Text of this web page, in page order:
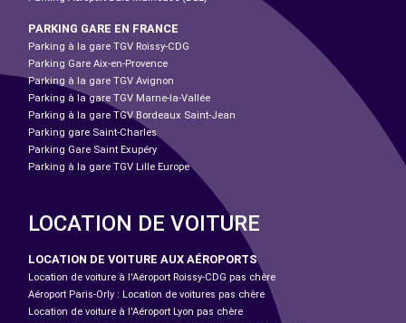
PARKING GARE EN FRANCE
Parking à la gare TGV Roissy-CDG
Parking Gare Aix-en-Provence
Parking à la gare TGV Avignon
Parking à la gare TGV Marne-la-Vallée
Parking à la gare TGV Bordeaux Saint-Jean
Parking gare Saint-Charles
Parking Gare Saint Exupéry
Parking à la gare TGV Lille Europe
LOCATION DE VOITURE
LOCATION DE VOITURE AUX AÉROPORTS
Location de voiture à l'Aéroport Roissy-CDG pas chère
Aéroport Paris-Orly : Location de voitures pas chère
Location de voiture à l'Aéroport Lyon pas chère